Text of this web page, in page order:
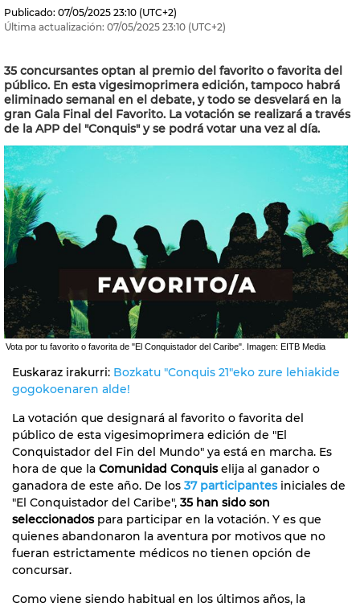
Publicado: 07/05/2025 23:10 (UTC+2)
Última actualización: 07/05/2025 23:10 (UTC+2)
35 concursantes optan al premio del favorito o favorita del
público. En esta vigesimoprimera edición, tampoco habrá
eliminado semanal en el debate, y todo se desvelará en la
gran Gala Final del Favorito. La votación se realizará a través
de la APP del "Conquis" y se podrá votar una vez al día.
Vota por tu favorito o favorita de "El Conquistador del Caribe". Imagen: EITB Media
Euskaraz irakurri: Bozkatu "Conquis 21"eko zure lehiakide
gogokoenaren alde!
La votación que designará al favorito o favorita del
público de esta vigesimoprimera edición de "El
Conquistador del Fin del Mundo" ya está en marcha. Es
hora de que la Comunidad Conquiselija al ganador o
ganadora de este año. De los 37 participantesiniciales de
"El Conquistador del Caribe", 35 han sido son
seleccionados para participar en la votación. Y es que
quienes abandonaron la aventura por motivos que no
fueran estrictamente médicos no tienen opción de
concursar.
Como viene siendo habitual en los últimos años, la